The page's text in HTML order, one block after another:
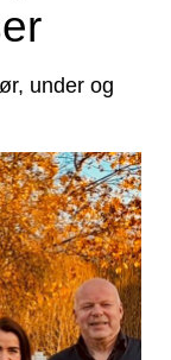
under og